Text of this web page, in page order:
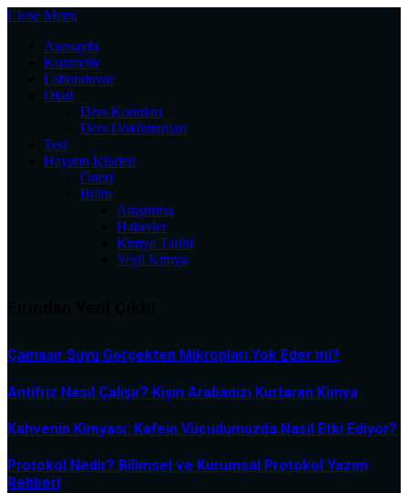
Close Menu
Anasayfa
Kozmetik
Laboratuvar
Okul
Ders Konuları
Ders Dokümanları
Test
Hayatın İçinden
Öneri
Bilim
Araştırma
Haberler
Kimya Tarihi
Yeşil Kimya
Çamaşır Suyu Gerçekten Mikropları Yok Eder mi?
Antifriz Nasıl Çalışır? Kışın Arabanızı Kurtaran Kimya
Kahvenin Kimyası: Kafein Vücudumuzda Nasıl Etki Ediyor?
Protokol Nedir? Bilimsel ve Kurumsal Protokol Yazım
Rehberi